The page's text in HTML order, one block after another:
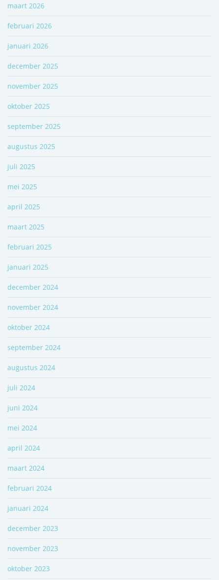
maart 2026
februari 2026
januari 2026
december 2025
november 2025
oktober 2025
september 2025
augustus 2025
juli 2025
mei 2025
april 2025
maart 2025
februari 2025
januari 2025
december 2024
november 2024
oktober 2024
september 2024
augustus 2024
juli 2024
juni 2024
mei 2024
april 2024
maart 2024
februari 2024
januari 2024
december 2023
november 2023
oktober 2023